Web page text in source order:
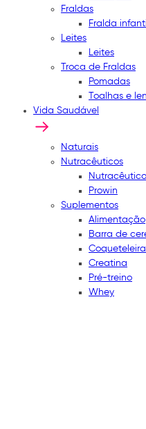
Fraldas
Fralda infantil
Leites
Leites
Troca de Fraldas
Pomadas
Toalhas e
Vida Saudável
Naturais
Nutracêuticos
Prowin
Suplementos
Alimentação
Barra de
Creatina
Pré-treino
Whey